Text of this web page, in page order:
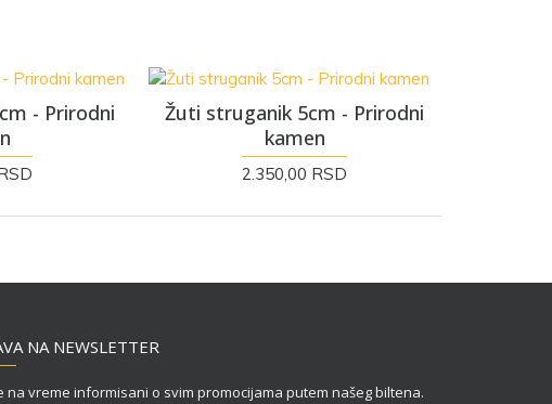
- Prirodni
Žuti struganik 5cm - Prirodni
kamen
2.350,00 RSD
NA NEWSLETTER
na vreme informisani o svim promocijama putem našeg biltena.